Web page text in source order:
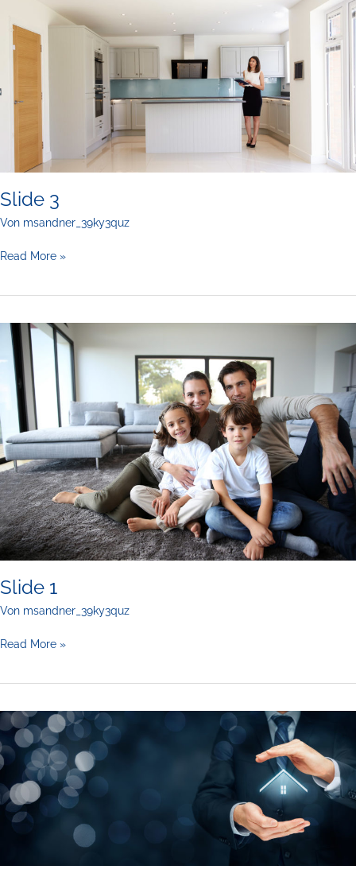
Slide 3
Von msandner_39ky3quz
Slide
Read More »
Slide 1
Von msandner_39ky3quz
Slide
Read More »